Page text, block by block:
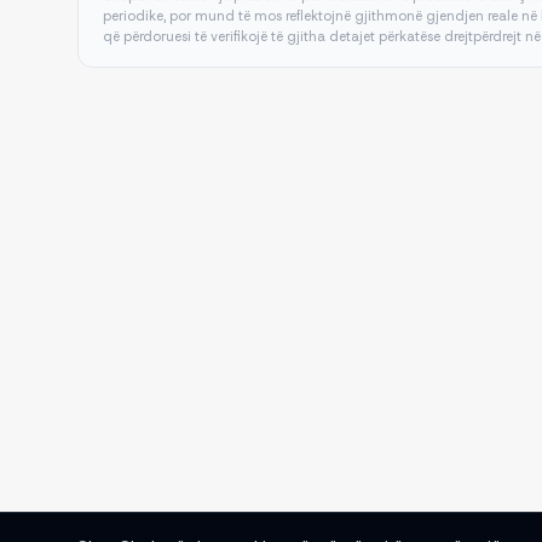
periodike, por mund të mos reflektojnë gjithmonë gjendjen reale
që përdoruesi të verifikojë të gjitha detajet përkatëse drejtpërdrejt